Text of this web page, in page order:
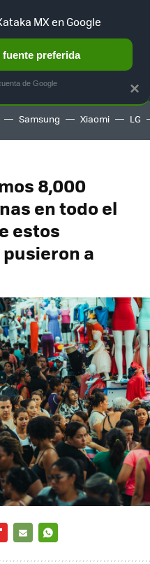
AUTO TERRITORIO
Samsung Xiaomi LG
8,000
en todo el
estos
a
×
MX en Google
preferida
de Google